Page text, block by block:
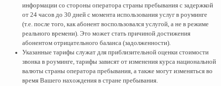
информации со стороны оператора страны пребывания с задержкой
от 24 часов до 30 дней с момента использования услуг в роуминге
(т.е. после того, как абонент воспользовался услугой, а не в режиме
реального времени). Это может стать причиной достижения
абонентом отрицательного баланса (задолженности).
Указанные тарифы служат для приблизительной оценки стоимости
звонка в роуминге, тарифы зависят от изменения курса национальной
валюты страны оператора пребывания, а также могут изменяться во
время Вашего нахождения в стране пребывания.